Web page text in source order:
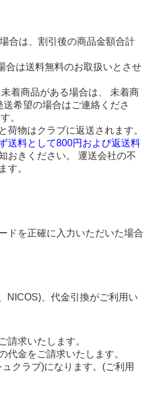
合は、割引後の商品金額合計
合は送料無料のお取扱いとさせ
着商品がある場合は、 未着商
希望の場合はご連絡くださ
。
物はクラブに返送されます。
送料として800円および返送料
おきください。 運送会社の不
す。
ドを正確に入力いただいた場合
NICOS)、代金引換がご利用い
請求いたします。
金をご請求いたします。
クラブ)になります。(ご利用